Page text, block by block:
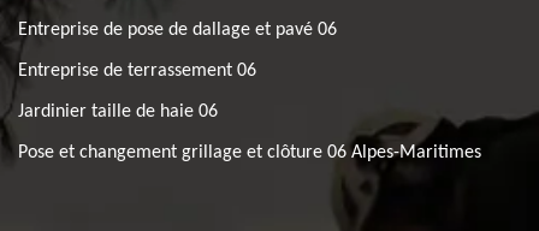
Entreprise de pose de dallage et pavé 06
Entreprise de terrassement 06
Jardinier taille de haie 06
Pose et changement grillage et clôture 06 Alpes-Maritimes